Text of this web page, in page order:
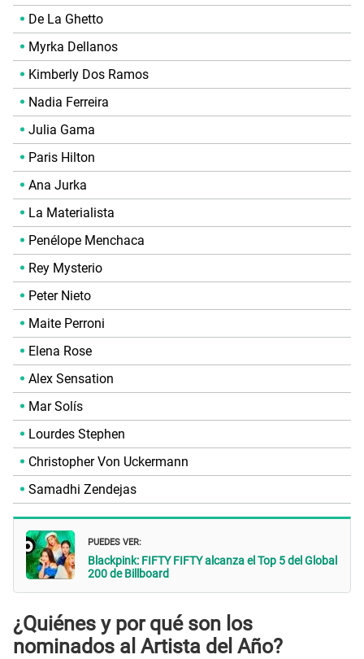
De La Ghetto
Myrka Dellanos
Kimberly Dos Ramos
Nadia Ferreira
Julia Gama
Paris Hilton
Ana Jurka
La Materialista
Penélope Menchaca
Rey Mysterio
Peter Nieto
Maite Perroni
Elena Rose
Alex Sensation
Mar Solís
Lourdes Stephen
Christopher Von Uckermann
Samadhi Zendejas
PUEDES VER:
Blackpink: FIFTY FIFTY alcanza el Top 5 del Global
200 de Billboard
¿Quiénes y por qué son los
nominados al Artista del Año?